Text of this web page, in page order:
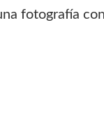
fotografía